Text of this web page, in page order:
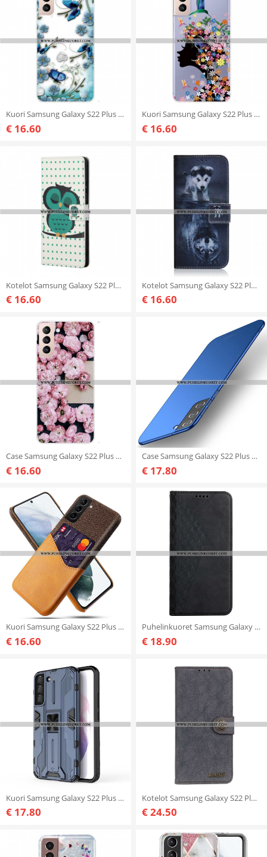
Kuori Samsung Galaxy S22 Plus 5G Retro Perhosia Ja Kukkia
€ 16.60
Kuori Samsung Galaxy S22 Plus 5G Kaunis Kukkapää
€ 16.60
Kotelot Samsung Galaxy S22 Plus 5G Nukkuva Pöllö
€ 16.60
Kotelot Samsung Galaxy S22 Plus 5G Ernesto Susi
€ 16.60
Case Samsung Galaxy S22 Plus 5G Vaaleanpunaiset Kukat
€ 16.60
Case Samsung Galaxy S22 Plus 5G Mofi
€ 17.80
Kuori Samsung Galaxy S22 Plus 5G Ksq-korttikotelo
€ 16.60
Puhelinkuoret Samsung Galaxy S22 Plus 5G Kotelot Flip Diamond Texture Leather Style
€ 18.90
Kuori Samsung Galaxy S22 Plus 5G Irrotettava Kannatin
€ 17.80
Kotelot Samsung Galaxy S22 Plus 5G Khazneh Retro Haljasnahka
€ 24.50